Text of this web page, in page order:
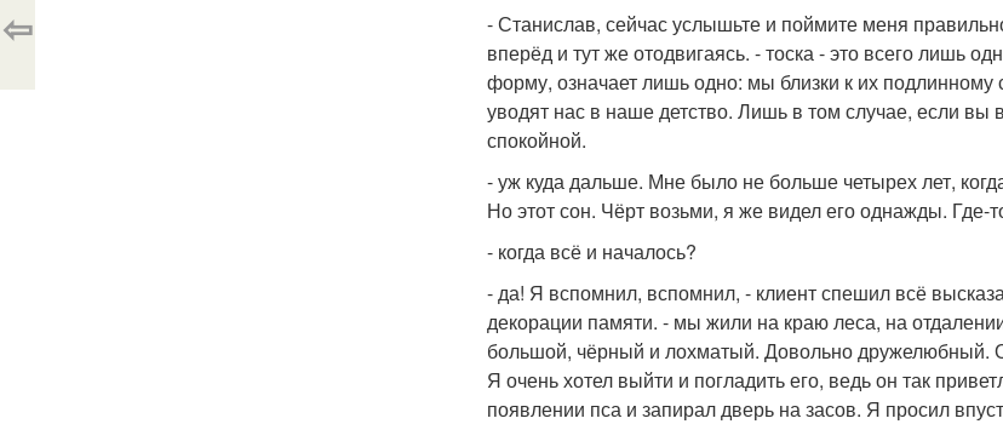
- Станислав, сейчас услышьте и поймите меня
вперёд и тут же отодвигаясь. - тоска - это всего лишь
форму, означает лишь одно: мы близки к их
уводят нас в наше детство. Лишь в том случае, если вы
спокойной.
- уж куда дальше. Мне было не больше четырех лет,
Но этот сон. Чёрт возьми, я же видел его однажды. Где-
- когда всё и началось?
- да! Я вспомнил, вспомнил, - клиент спешил всё
декорации памяти. - мы жили на краю леса, на
большой, чёрный и лохматый. Довольно дружелюбный.
Я очень хотел выйти и погладить его, ведь он так
появлении пса и запирал дверь на засов. Я просил
⇦